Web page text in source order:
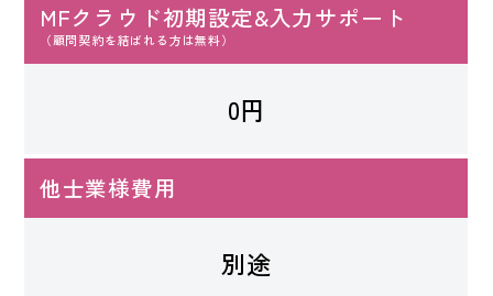
MFクラウド初期設定&入力サポート
（顧問契約を結ばれる方は無料）
0円
他士業様費用
別途